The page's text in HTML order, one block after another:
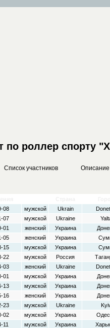
роллер спорту
Список участников
08 мужской Ukrain
07 мужской Ukraine
01 женский Украина
05 женский Украина
15 мужской Украина
22 мужской Россия
03 женский Ukraine
01 мужской Украина
13 мужской Украина
16 женский Украина
23 мужской Ukraine
02 мужской Украина
11 мужской Украина